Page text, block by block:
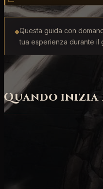
◆Questa guida con
tua esperienza durante il
Quando inizia
12 maggio alle
, oltre
Fiammeggianti per